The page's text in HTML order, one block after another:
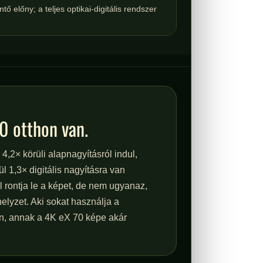
előny; a teljes optikai-digitális rendszer
otthon van.
körüli alapnagyításról indul,
1,3× digitális nagyításra van
le a képet, de nem ugyanaz,
Aki sokat használja a
annak a 4K eX 70 képe akár